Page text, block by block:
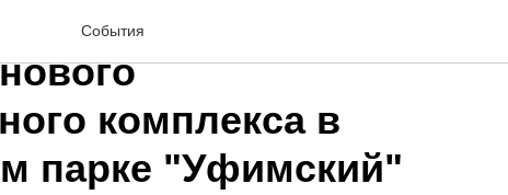
СобытияРБ приступила к
комплекса в
парке "Уфимский"